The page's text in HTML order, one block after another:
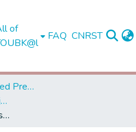
of
FAQ CNRST
Université Mohammed Premier - Oujda
Faculté des Sciences - Oujda
La Desaturation des acides gras chez les vegetaux supérieures : Etude de trois enzymes (Oléate et linoleate désaturases,lysophosphatidylcholine acyltransférase) impliquées dans ces désaturations